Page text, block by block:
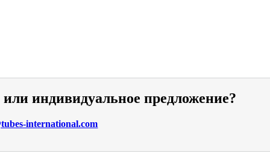
индивидуальное предложение?
international.com